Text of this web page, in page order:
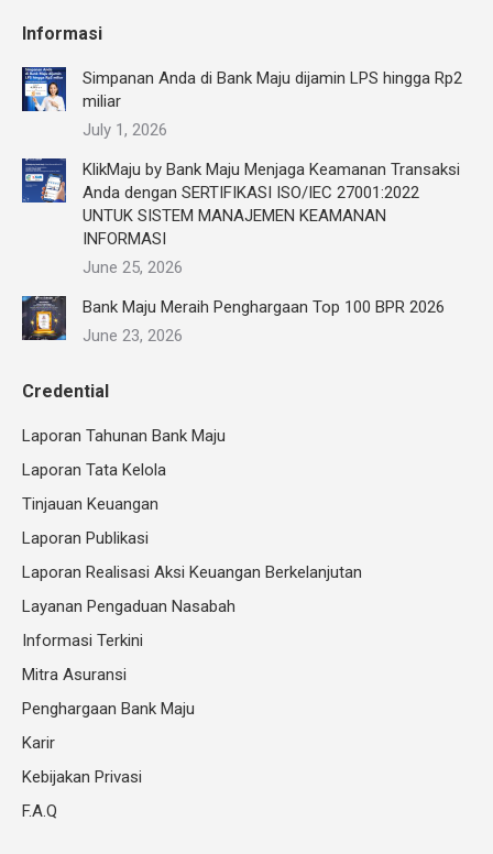
Informasi
Simpanan Anda di Bank Maju dijamin LPS hingga Rp2
miliar
July 1, 2026
KlikMaju by Bank Maju Menjaga Keamanan Transaksi
Anda dengan SERTIFIKASI ISO/IEC 27001:2022
UNTUK SISTEM MANAJEMEN KEAMANAN
INFORMASI
June 25, 2026
Bank Maju Meraih Penghargaan Top 100 BPR 2026
June 23, 2026
Credential
Laporan Tahunan Bank Maju
Laporan Tata Kelola
Tinjauan Keuangan
Laporan Publikasi
Laporan Realisasi Aksi Keuangan Berkelanjutan
Layanan Pengaduan Nasabah
Informasi Terkini
Mitra Asuransi
Penghargaan Bank Maju
Karir
Kebijakan Privasi
F.A.Q